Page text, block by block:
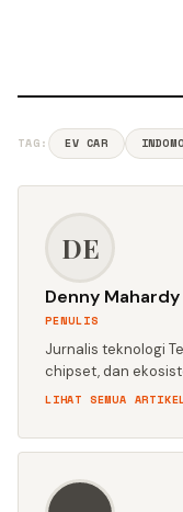
TAG: EV CAR
DE
Denny Mahardy
PENULIS
Jurnalis teknologi
chipset, dan
LIHAT SEMUA